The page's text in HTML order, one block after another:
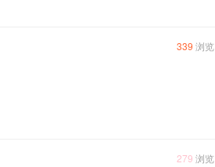
339 浏览
279 浏览